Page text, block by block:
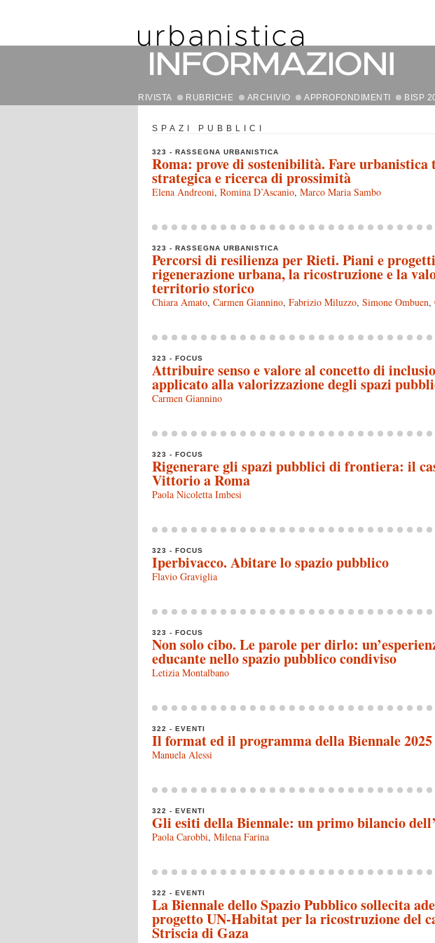
RIVISTA RUBRICHE ARCHIVIO APPROFONDIMENTI BISP
SPAZI PUBBLICI
323 - RASSEGNA URBANISTICA
Roma: prove di sostenibilità. Fare urbanistica
strategica e ricerca di prossimità
Elena Andreoni, Romina D’Ascanio, Marco Maria Sambo
323 - RASSEGNA URBANISTICA
Percorsi di resilienza per Rieti. Piani e
rigenerazione urbana, la ricostruzione e la
territorio storico
Chiara Amato, Carmen Giannino, Fabrizio Miluzzo, Simone Ombuen,
323 - FOCUS
Attribuire senso e valore al concetto di
applicato alla valorizzazione degli spazi
Carmen Giannino
323 - FOCUS
Rigenerare gli spazi pubblici di frontiera: il
Vittorio a Roma
Paola Nicoletta Imbesi
323 - FOCUS
Iperbivacco. Abitare lo spazio pubblico
Flavio Graviglia
323 - FOCUS
Non solo cibo. Le parole per dirlo:
educante nello spazio pubblico condiviso
Letizia Montalbano
322 - EVENTI
Il format ed il programma della Biennale 2025
Manuela Alessi
322 - EVENTI
Gli esiti della Biennale: un primo bilancio
Paola Carobbi, Milena Farina
322 - EVENTI
La Biennale dello Spazio Pubblico sollecita
progetto UN-Habitat per la ricostruzione del
Striscia di Gaza